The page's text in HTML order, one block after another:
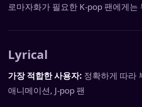
로마자화가 필요한 K-pop 팬에게는
Lyrical
가장 적합한 사용자: 정확하게 따라
애니메이션, J-pop 팬